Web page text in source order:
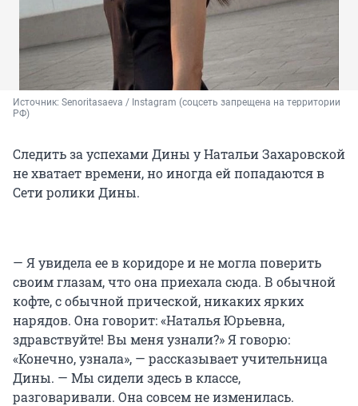
Источник: Senoritasaeva / Instagram (соцсеть запрещена на территории
РФ)
Следить за успехами Дины у Натальи Захаровской
не хватает времени, но иногда ей попадаются в
Сети ролики Дины.
— Я увидела ее в коридоре и не могла поверить
своим глазам, что она приехала сюда. В обычной
кофте, с обычной прической, никаких ярких
нарядов. Она говорит: «Наталья Юрьевна,
здравствуйте! Вы меня узнали?» Я говорю:
«Конечно, узнала», — рассказывает учительница
Дины. — Мы сидели здесь в классе,
разговаривали. Она совсем не изменилась.